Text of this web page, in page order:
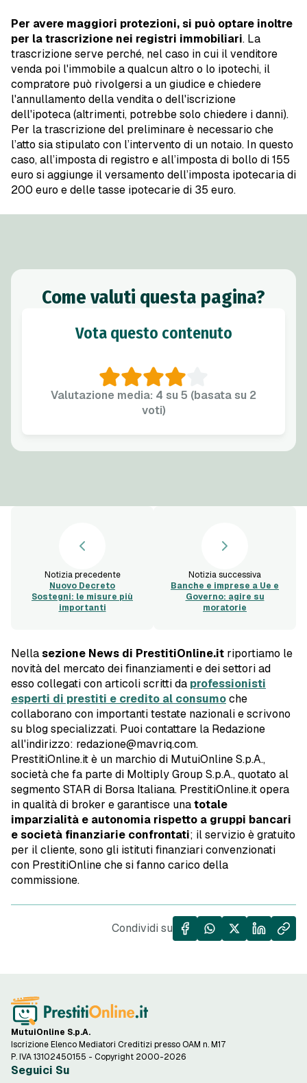
Per avere maggiori protezioni, si può optare inoltre
per la trascrizione nei registri immobiliari. La
trascrizione serve perché, nel caso in cui il venditore
venda poi l'immobile a qualcun altro o lo ipotechi, il
compratore può rivolgersi a un giudice e chiedere
l'annullamento della vendita o dell'iscrizione
dell'ipoteca (altrimenti, potrebbe solo chiedere i danni).
Per la trascrizione del preliminare è necessario che
l’atto sia stipulato con l’intervento di un notaio. In questo
caso, all’imposta di registro e all’imposta di bollo di 155
euro si aggiunge il versamento dell’imposta ipotecaria di
200 euro e delle tasse ipotecarie di 35 euro.
Come valuti questa pagina?
Vota questo contenuto
Valutazione media: 4 su 5 (basata su 2
voti)
Notizia precedente
Nuovo Decreto
Sostegni: le misure più
importanti
Notizia successiva
Banche e imprese a Ue e
Governo: agire su
moratorie
Nellasezione News di PrestitiOnline.it riportiamo le
novità del mercato dei finanziamenti e dei settori ad
esso collegati con articoli scritti da professionisti
esperti di prestiti e credito al consumoche
collaborano con importanti testate nazionali e scrivono
su blog specializzati. Puoi contattare la Redazione
all'indirizzo: redazione@mavriq.com.
PrestitiOnline.it è un marchio di MutuiOnline S.p.A.,
società che fa parte di Moltiply Group S.p.A., quotato al
segmento STAR di Borsa Italiana. PrestitiOnline.it opera
in qualità di broker e garantisce unatotale
imparzialità e autonomia rispetto a gruppi bancari
e società finanziarie confrontati; il servizio è gratuito
per il cliente, sono gli istituti finanziari convenzionati
con PrestitiOnline che si fanno carico della
commissione.
Condividi su
MutuiOnline S.p.A.
Iscrizione Elenco Mediatori Creditizi presso OAM n. M17
P. IVA 13102450155 - Copyright 2000-2026
Seguici Su